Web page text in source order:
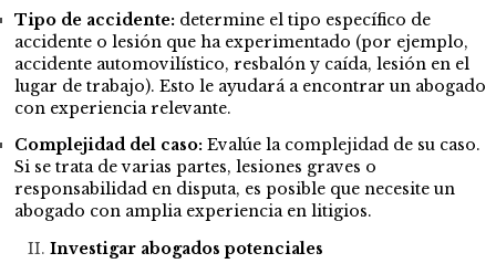
Tipo de accidente: determine el tipo específico de
accidente o lesión que ha experimentado (por ejemplo,
accidente automovilístico, resbalón y caída, lesión en el
lugar de trabajo). Esto le ayudará a encontrar un abogado
con experiencia relevante.
Complejidad del caso: Evalúe la complejidad de su caso.
Si se trata de varias partes, lesiones graves o
responsabilidad en disputa, es posible que necesite un
abogado con amplia experiencia en litigios.
Investigar abogados potenciales